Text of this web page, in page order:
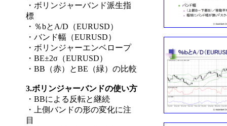
・ボリンジャーバンド派生指
標
・％bとA/D（EURUSD）
・バンド幅（EURUSD）
・ボリンジャーエンベロープ
・BE±2σ（EURUSD）
・BB（赤）とBE（緑）の比較
3.ボリンジャーバンドの使い方
・BBによる反転と継続
・上側バンドの形の変化に注
目